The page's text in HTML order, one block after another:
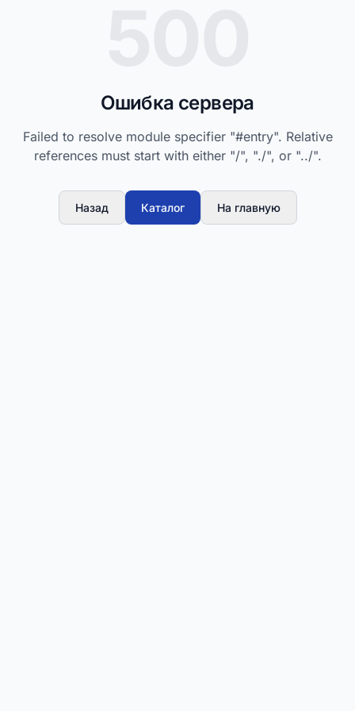
Ошибка сервера
Failed to resolve module specifier "#entry". Relative
references must start with either "/", "./", or "../".
Назад Каталог На главную